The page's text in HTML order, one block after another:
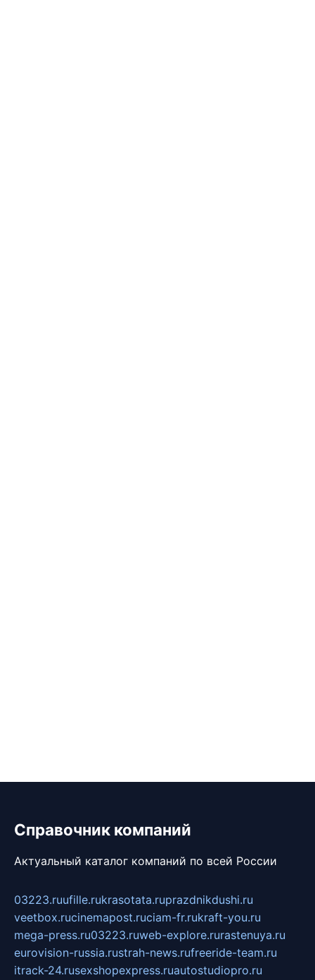
Справочник компаний
Актуальный каталог компаний по всей России
03223.ruufille.rukrasotata.ruprazdnikdushi.ru
veetbox.rucinemapost.ruciam-fr.rukraft-you.ru
mega-press.ru03223.ruweb-explore.rurastenuya.ru
eurovision-russia.rustrah-news.rufreeride-team.ru
itrack-24.rusexshopexpress.ruautostudiopro.ru